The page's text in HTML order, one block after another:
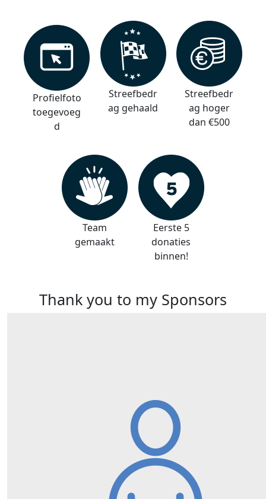
Profielfoto
toegevoeg
d
Streefbedr
ag gehaald
Streefbedr
ag hoger
dan €500
Team
gemaakt
Eerste 5
donaties
binnen!
Thank you to my Sponsors